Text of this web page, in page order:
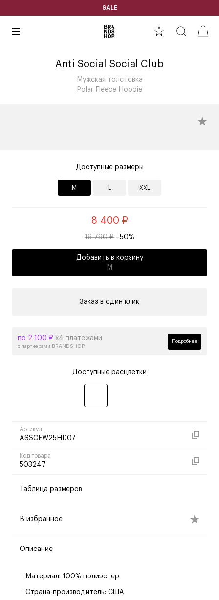
SALE
Anti Social Social Club
Мужская толстовка
Polar Fleece Hoodie
Доступные размеры
M XXL
8 400 ₽
16 790 ₽ –50%
Добавить в корзину
M
Заказ в один клик
по 2 100 ₽ х4 платежами
с партнерами BRANDSHOP
Подробнее
Доступные расцветки
Артикул
ASSCFW25HD07
Код товара
503247
Таблица размеров
В избранное
Описание
Материал: 100% полиэстер
Страна-производитель: США